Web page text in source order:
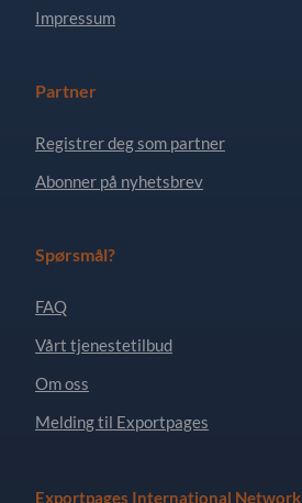
Impressum
Partner
Registrer deg som partner
Abonner på nyhetsbrev
Spørsmål?
FAQ
Vårt tjenestetilbud
Om oss
Melding til Exportpages
Exportpages International Network